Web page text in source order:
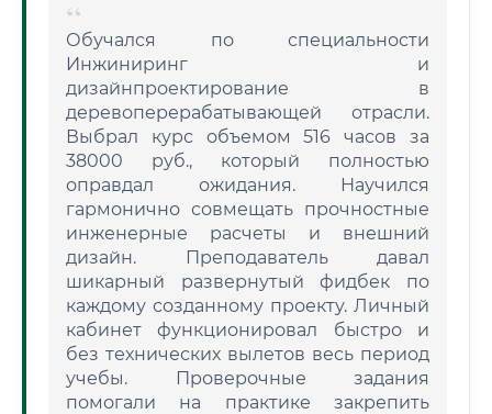
Обучался по специальности
Инжиниринг и
дизайнпроектирование в
деревоперерабатывающей отрасли.
Выбрал курс объемом 516 часов за
38000 руб., который полностью
оправдал ожидания. Научился
гармонично совмещать прочностные
инженерные расчеты и внешний
дизайн. Преподаватель давал
шикарный развернутый фидбек по
каждому созданному проекту. Личный
кабинет функционировал быстро и
без технических вылетов весь период
учебы. Проверочные задания
помогали на практике закрепить